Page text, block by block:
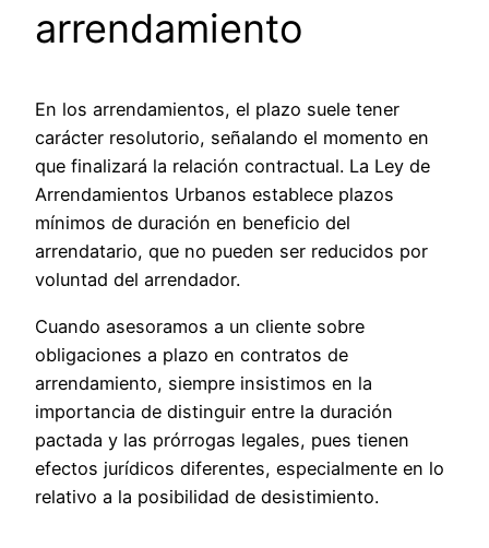
arrendamiento
En los arrendamientos, el plazo suele tener
carácter resolutorio, señalando el momento en
que finalizará la relación contractual. La Ley de
Arrendamientos Urbanos establece plazos
mínimos de duración en beneficio del
arrendatario, que no pueden ser reducidos por
voluntad del arrendador.
Cuando asesoramos a un cliente sobre
obligaciones a plazo en contratos de
arrendamiento, siempre insistimos en la
importancia de distinguir entre la duración
pactada y las prórrogas legales, pues tienen
efectos jurídicos diferentes, especialmente en lo
relativo a la posibilidad de desistimiento.